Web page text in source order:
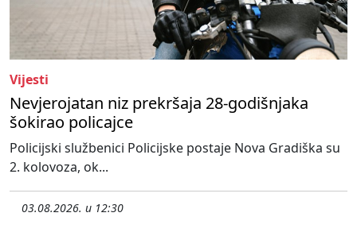
Vijesti
Nevjerojatan niz prekršaja 28-godišnjaka
šokirao policajce
Policijski službenici Policijske postaje Nova Gradiška su
2. kolovoza, ok...
03.08.2026. u 12:30